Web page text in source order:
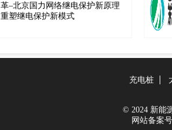
革–北京国力网络继电保护新原理
重塑继电保护新模式
充电桩
© 2024 新能
网站备案